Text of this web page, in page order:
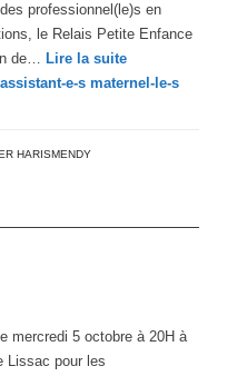
professionnel(le)s en
le Relais Petite Enfance
de… Lire la suite
e-s maternel-le-s
HARISMENDY
mercredi 5 octobre à 20H à
Lissac pour les